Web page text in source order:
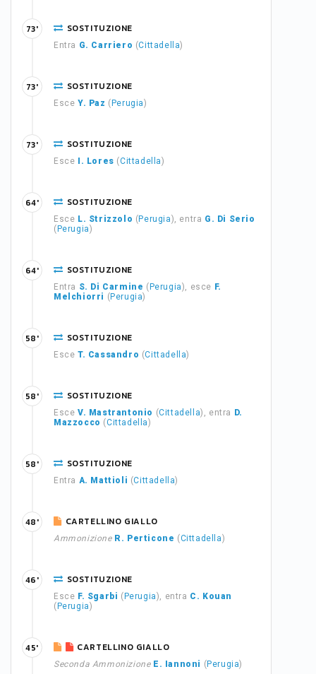
SOSTITUZIONE
Entra G. Carriero (Cittadella)
73'
SOSTITUZIONE
Esce Y. Paz ( Perugia)
73'
SOSTITUZIONE
Esce I. Lores (Cittadella)
73'
SOSTITUZIONE
Esce L. Strizzolo ( Perugia), entra G. Di Serio
( Perugia)
64'
SOSTITUZIONE
Entra S. Di Carmine ( Perugia), esce F.
Melchiorri ( Perugia)
64'
SOSTITUZIONE
Esce T. Cassandro (Cittadella)
58'
SOSTITUZIONE
Esce V. Mastrantonio (Cittadella), entra
D.
Mazzocco (Cittadella)
58'
SOSTITUZIONE
Entra A. Mattioli (Cittadella)
58'
CARTELLINO GIALLO
Ammonizione R. Perticone (Cittadella)
48'
SOSTITUZIONE
Esce F. Sgarbi ( Perugia), entra C. Kouan
( Perugia)
46'
CARTELLINO GIALLO
Seconda Ammonizione E. Iannoni ( Perugia)
45'